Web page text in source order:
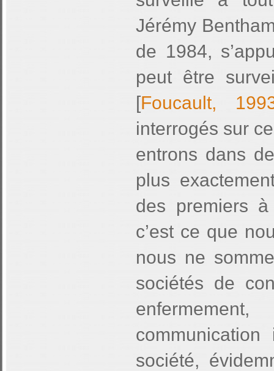
Jérémy
de 1984,
peut être
[Foucault,
interrogés sur
entrons dans
plus
des premiers
c’est ce que
nous ne
sociétés de
société,